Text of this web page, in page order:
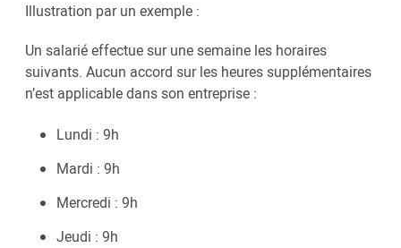
Illustration par un exemple :
Un salarié effectue sur une semaine les horaires
suivants. Aucun accord sur les heures supplémentaires
n’est applicable dans son entreprise :
Lundi : 9h
Mardi : 9h
Mercredi : 9h
Jeudi : 9h